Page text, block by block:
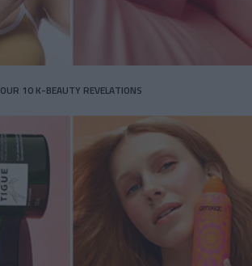
OUR 10 K-BEAUTY REVELATIONS